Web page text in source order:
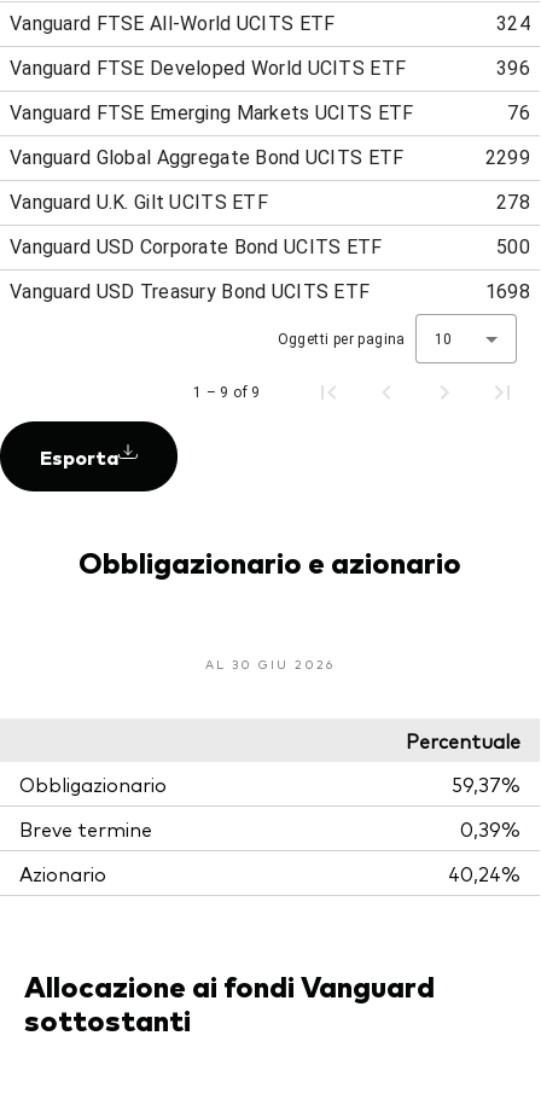
Vanguard FTSE All-World UCITS ETF
324
Vanguard FTSE Developed World UCITS ETF
396
Vanguard FTSE Emerging Markets UCITS ETF
76
Vanguard Global Aggregate Bond UCITS ETF
2299
Vanguard U.K. Gilt UCITS ETF
278
Vanguard USD Corporate Bond UCITS ETF
500
Vanguard USD Treasury Bond UCITS ETF
1698
Oggetti per pagina 10
1 – 9 of 9
Esporta
Obbligazionario e azionario
AL 30 GIU 2026
Percentuale
Obbligazionario
59,37%
Breve termine
0,39%
Azionario
40,24%
Allocazione ai fondi Vanguard
sottostanti